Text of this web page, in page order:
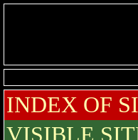
INDEX OF
VISIBLE